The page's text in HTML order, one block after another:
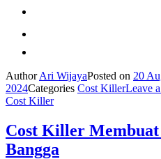
AuthorAri WijayaPosted on 20
2024Categories Cost KillerLeave
Cost Killer
Cost Killer Membuat
Bangga